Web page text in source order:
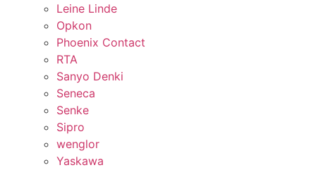
Leine Linde
Opkon
Phoenix Contact
RTA
Sanyo Denki
Seneca
Senke
Sipro
wenglor
Yaskawa